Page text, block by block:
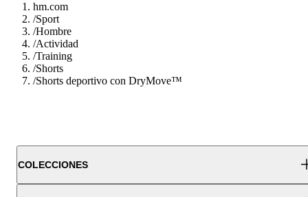
hm.com
/Sport
/Hombre
/Actividad
/Training
/Shorts
/Shorts deportivo con DryMove™
COLECCIONES